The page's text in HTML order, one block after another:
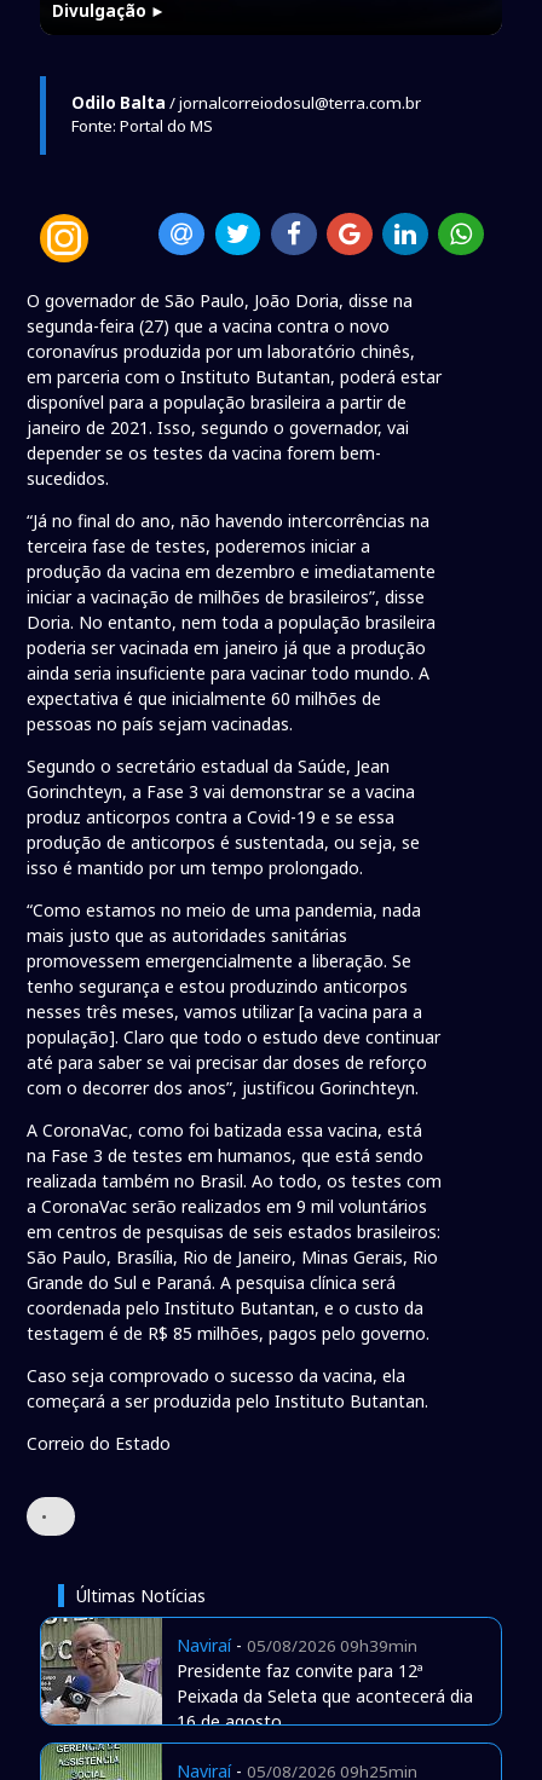
Divulgação ►
Odilo Balta / jornalcorreiodosul@terra.com.br
Fonte: Portal do MS
O governador de São Paulo, João Doria, disse na
segunda-feira (27) que a vacina contra o novo
coronavírus produzida por um laboratório chinês,
em parceria com o Instituto Butantan, poderá estar
disponível para a população brasileira a partir de
janeiro de 2021. Isso, segundo o governador, vai
depender se os testes da vacina forem bem-
sucedidos.
“Já no final do ano, não havendo intercorrências na
terceira fase de testes, poderemos iniciar a
produção da vacina em dezembro e imediatamente
iniciar a vacinação de milhões de brasileiros”, disse
Doria. No entanto, nem toda a população brasileira
poderia ser vacinada em janeiro já que a produção
ainda seria insuficiente para vacinar todo mundo. A
expectativa é que inicialmente 60 milhões de
pessoas no país sejam vacinadas.
Segundo o secretário estadual da Saúde, Jean
Gorinchteyn, a Fase 3 vai demonstrar se a vacina
produz anticorpos contra a Covid-19 e se essa
produção de anticorpos é sustentada, ou seja, se
isso é mantido por um tempo prolongado.
“Como estamos no meio de uma pandemia, nada
mais justo que as autoridades sanitárias
promovessem emergencialmente a liberação. Se
tenho segurança e estou produzindo anticorpos
nesses três meses, vamos utilizar [a vacina para a
população]. Claro que todo o estudo deve continuar
até para saber se vai precisar dar doses de reforço
com o decorrer dos anos”, justificou Gorinchteyn.
A CoronaVac, como foi batizada essa vacina, está
na Fase 3 de testes em humanos, que está sendo
realizada também no Brasil. Ao todo, os testes com
a CoronaVac serão realizados em 9 mil voluntários
em centros de pesquisas de seis estados brasileiros:
São Paulo, Brasília, Rio de Janeiro, Minas Gerais, Rio
Grande do Sul e Paraná. A pesquisa clínica será
coordenada pelo Instituto Butantan, e o custo da
testagem é de R$ 85 milhões, pagos pelo governo.
Caso seja comprovado o sucesso da vacina, ela
começará a ser produzida pelo Instituto Butantan.
Correio do Estado
•
Últimas Notícias
Naviraí- 05/08/2026 09h39min
Presidente faz convite para 12ª
Peixada da Seleta que acontecerá dia
16 de agosto
Naviraí- 05/08/2026 09h25min